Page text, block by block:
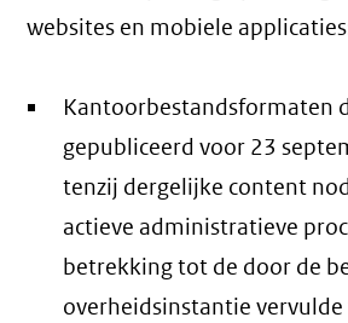
websites en mobiele
Kantoorbestandsformaten
gepubliceerd voor 23
tenzij dergelijke content
actieve administratieve
betrekking tot de door de
overheidsinstantie